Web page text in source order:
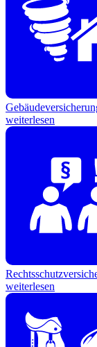
weiterlesen
weiterlesen